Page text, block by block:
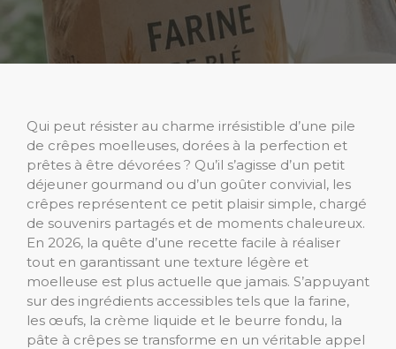
Qui peut résister au charme irrésistible d’une pile
de crêpes moelleuses, dorées à la perfection et
prêtes à être dévorées ? Qu’il s’agisse d’un petit
déjeuner gourmand ou d’un goûter convivial, les
crêpes représentent ce petit plaisir simple, chargé
de souvenirs partagés et de moments chaleureux.
En 2026, la quête d’une recette facile à réaliser
tout en garantissant une texture légère et
moelleuse est plus actuelle que jamais. S’appuyant
sur des ingrédients accessibles tels que la farine,
les œufs, la crème liquide et le beurre fondu, la
pâte à crêpes se transforme en un véritable appel